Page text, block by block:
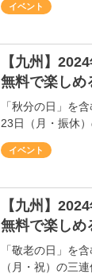
イベント
【九州】
無料で楽しめ
「秋分の日」を
23日（月・振休
イベント
【九州】
無料で楽しめ
「敬老の日」を
（月・祝）の三